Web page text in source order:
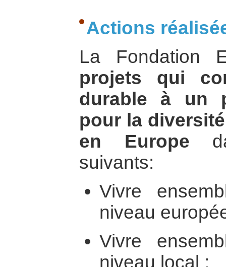
Actions
La Fondation
projets qui
durable à un
pour la
en Europe
suivants:
Vivre
niveau
Vivre
niveau local ;